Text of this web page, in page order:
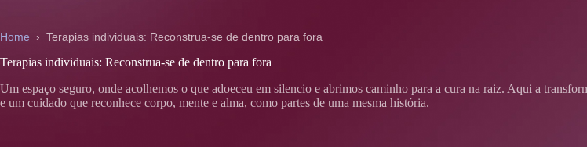
Home › Terapias individuais: Reconstrua-se de dentro para fora
Terapias individuais: Reconstrua-se de dentro para fora
Um espaço seguro, onde acolhemos o que adoeceu em silencio e abrimos caminho para a cura na raiz. Aqui a
e um cuidado que reconhece corpo, mente e alma, como partes de uma mesma história.